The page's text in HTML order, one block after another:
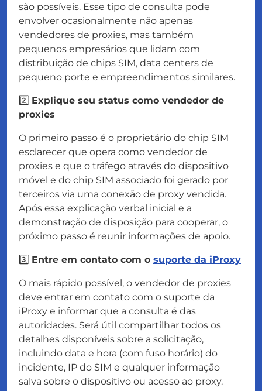
são possíveis. Esse tipo de consulta pode
envolver ocasionalmente não apenas
vendedores de proxies, mas também
pequenos empresários que lidam com
distribuição de chips SIM, data centers de
pequeno porte e empreendimentos similares.
2️⃣ Explique seu status como vendedor de
proxies
O primeiro passo é o proprietário do chip SIM
esclarecer que opera como vendedor de
proxies e que o tráfego através do dispositivo
móvel e do chip SIM associado foi gerado por
terceiros via uma conexão de proxy vendida.
Após essa explicação verbal inicial e a
demonstração de disposição para cooperar, o
próximo passo é reunir informações de apoio.
3️⃣ Entre em contato com o suporte da iProxy
O mais rápido possível, o vendedor de proxies
deve entrar em contato com o suporte da
iProxy e informar que a consulta é das
autoridades. Será útil compartilhar todos os
detalhes disponíveis sobre a solicitação,
incluindo data e hora (com fuso horário) do
incidente, IP do SIM e qualquer informação
salva sobre o dispositivo ou acesso ao proxy.